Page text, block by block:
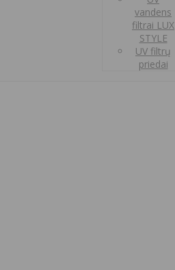
vandens
filtrai LUX
STYLE
UV filtrų
priedai